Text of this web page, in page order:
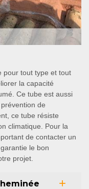
pour tout type et tout
la capacité
Ce tube est aussi
de
ce tube résiste
climatique. Pour la
de contacter un
le bon
projet.